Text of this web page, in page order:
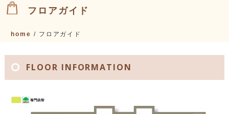
フロアガイド
home / フロアガイド
FLOOR INFORMATION